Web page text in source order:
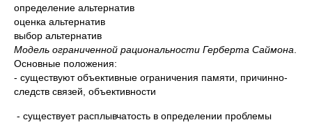
определение альтернатив
оценка альтернатив
выбор альтернатив
Модель ограниченной рациональности Герберта Саймона
Основные положения:
- существуют объективные ограничения памяти, причинно-
следств связей, объективности
- существует расплывчатость в определении проблемы